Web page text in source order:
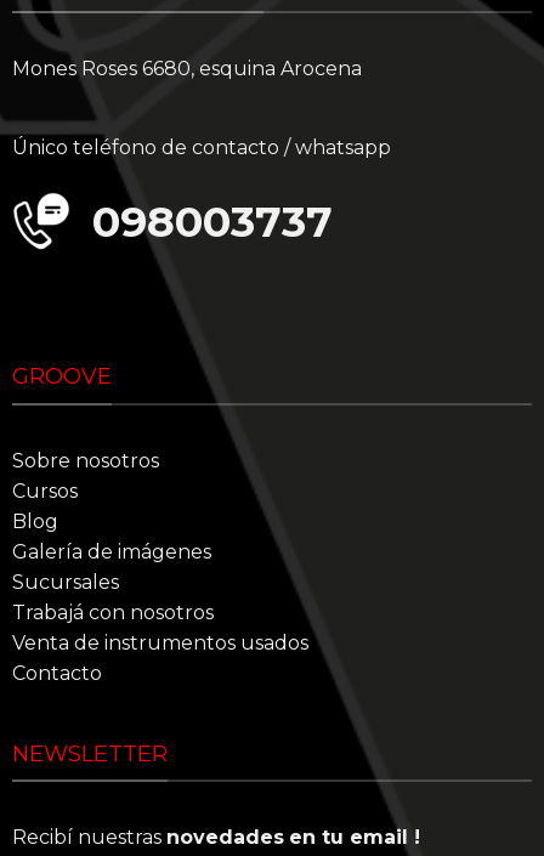
Mones Roses 6680, esquina Arocena
Único teléfono de contacto / whatsapp
098003737
GROOVE
Sobre nosotros
Cursos
Blog
Galería de imágenes
Sucursales
Trabajá con nosotros
Venta de instrumentos usados
Contacto
NEWSLETTER
Recibí nuestras novedades en tu email !